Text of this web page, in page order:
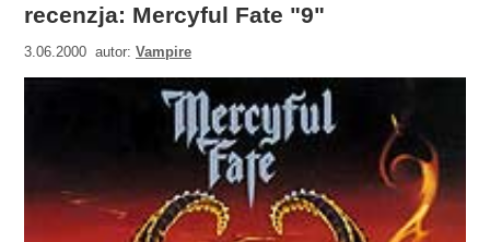
recenzja: Mercyful Fate "9"
3.06.2000 autor:Vampire